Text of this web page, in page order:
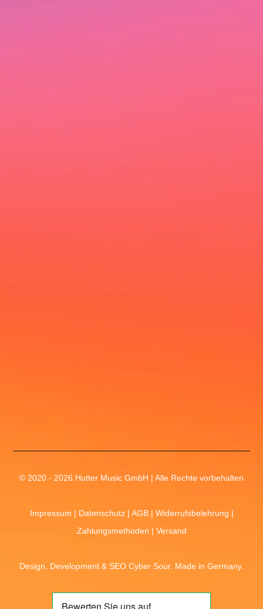
© 2020 - 2026 Hutter Music GmbH | Alle Rechte vorbehalten
Impressum | Datenschutz| AGB| Widerrufsbelehrung |
Zahlungsmethoden | Versand
Design, Development & SEO Cyber Sour. Made in Germany.